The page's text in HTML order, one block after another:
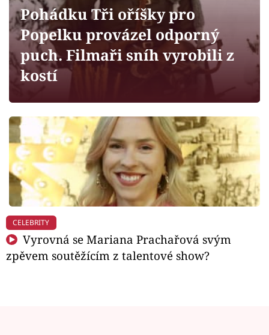
Sledujte prima+
Filmový festival Karlovy Vary
Mámy sobě
Přihlášení
Sledujte nás
Pohádku Tři oříšky pro
Popelku provázel odporný
puch. Filmaři sníh vyrobili z
kostí
CELEBRITY
Vyrovná se Mariana Prachařová svým
zpěvem soutěžícím z talentové show?